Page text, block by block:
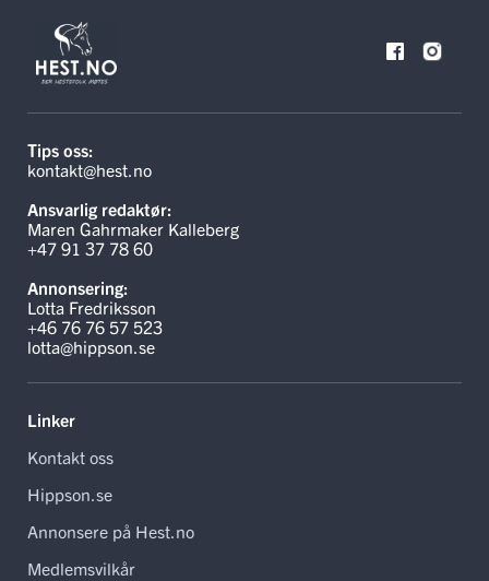
Tips oss:
kontakt@hest.no
Ansvarlig redaktør:
Maren Gahrmaker Kalleberg
+47 91 37 78 60
Annonsering:
Lotta Fredriksson
+46 76 76 57 523
lotta@hippson.se
Linker
Kontakt oss
Hippson.se
Annonsere på Hest.no
Medlemsvilkår